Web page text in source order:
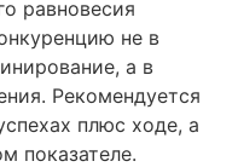
равновесия
не в
а в
Рекомендуется
плюс ходе, а
показателе.